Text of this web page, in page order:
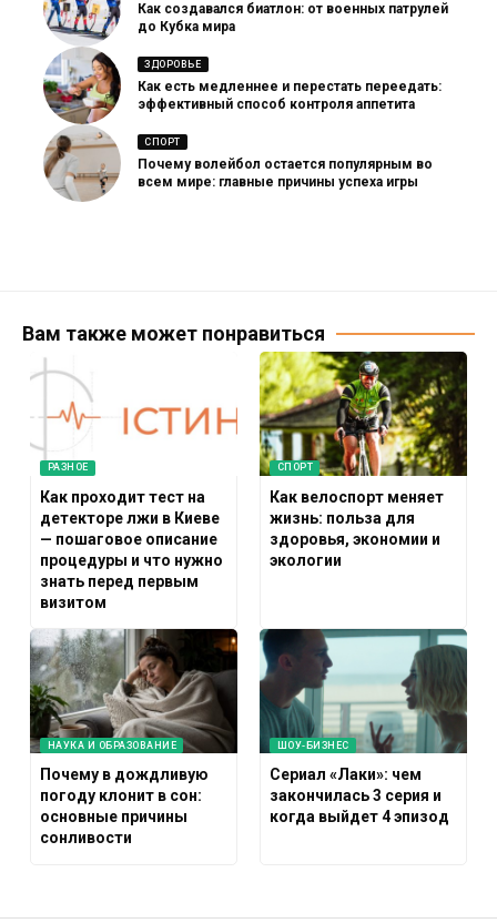
Как создавался биатлон: от военных патрулей
до Кубка мира
ЗДОРОВЬЕ
Как есть медленнее и перестать переедать:
эффективный способ контроля аппетита
СПОРТ
Почему волейбол остается популярным во
всем мире: главные причины успеха игры
Вам также может понравиться
РАЗНОЕ
Как проходит тест на
детекторе лжи в Киеве
— пошаговое описание
процедуры и что нужно
знать перед первым
визитом
СПОРТ
Как велоспорт меняет
жизнь: польза для
здоровья, экономии и
экологии
НАУКА И ОБРАЗОВАНИЕ
Почему в дождливую
погоду клонит в сон:
основные причины
сонливости
ШОУ-БИЗНЕС
Сериал «Лаки»: чем
закончилась 3 серия и
когда выйдет 4 эпизод